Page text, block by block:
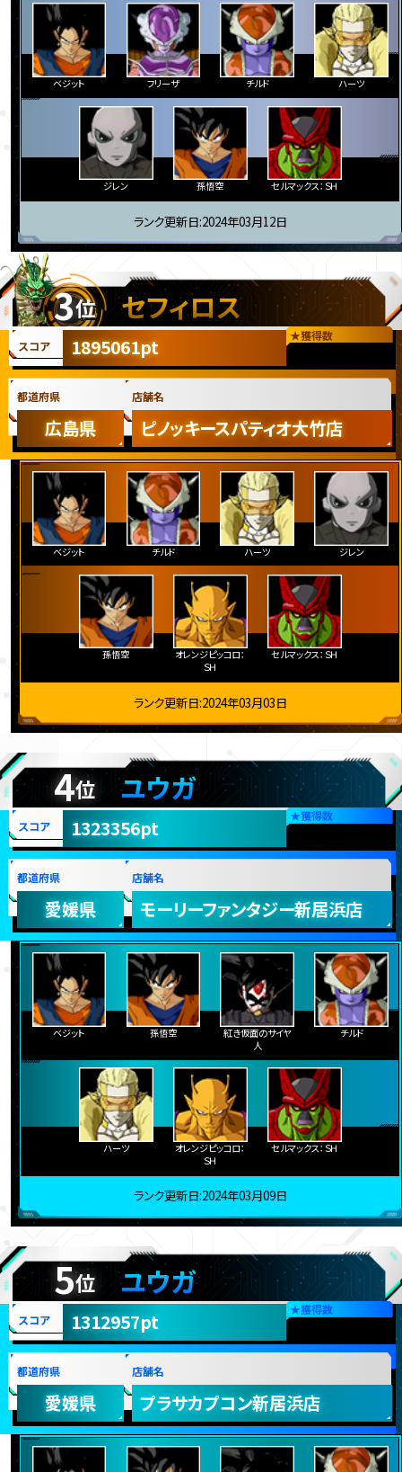
ベジット フリーザ チルド ハーツ
ジレン 孫悟空 セルマックス：ＳＨ
ランク更新日:2024年03月12日
3位 セフィロス
★獲得数
スコア 1895061pt
都道府県
広島県
店舗名
ピノッキースパティオ大竹店
ベジット チルド ハーツ ジレン
孫悟空
オレンジピッコロ：
ＳＨ
セルマックス：ＳＨ
ランク更新日:2024年03月03日
4位 ユウガ
★獲得数
スコア 1323356pt
都道府県
愛媛県
店舗名
モーリーファンタジー新居浜店
ベジット 孫悟空
紅き仮面のサイヤ
人
チルド
ハーツ
オレンジピッコロ：
ＳＨ
セルマックス：ＳＨ
ランク更新日:2024年03月09日
5位 ユウガ
★獲得数
スコア 1312957pt
都道府県
愛媛県
店舗名
プラサカプコン新居浜店